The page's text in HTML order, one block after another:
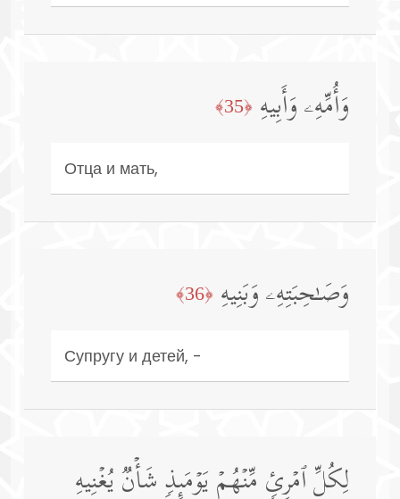
وَأُمِّهِۦ وَأَبِیهِ ﴿35﴾
Отца и мать,
وَصَـٰحِبَتِهِۦ وَبَنِیهِ ﴿36﴾
Супругу и детей, -
لِكُلِّ ٱمۡرِئࣲ مِّنۡهُمۡ یَوۡمَىِٕذࣲ شَأۡنࣱ یُغۡنِیهِ